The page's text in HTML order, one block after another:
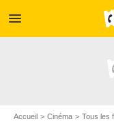
menu
Accueil Cinéma Tous les